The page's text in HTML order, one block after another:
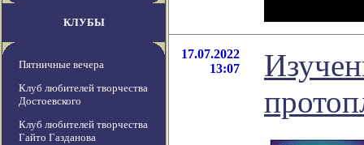
КЛУБЫ
Пятничные вечера
Клуб любителей творчества
Достоевского
Клуб любителей творчества
Гайто Газданова
17.07.2022
13:07